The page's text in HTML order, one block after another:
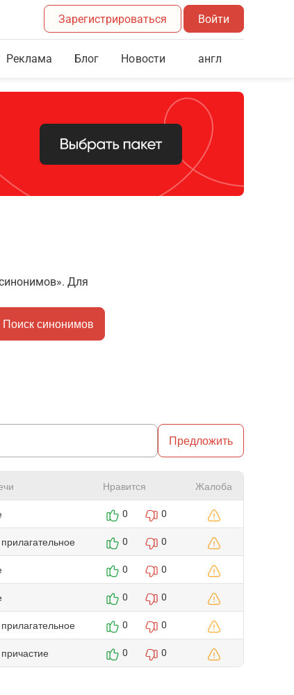
Зарегистрироваться Войти
Реклама Блог Новости англ
Для
Поиск синонимов
Предложить
Нравится Жалоба
0 0
0 0
0 0
0 0
прилагательное 0 0
0 0